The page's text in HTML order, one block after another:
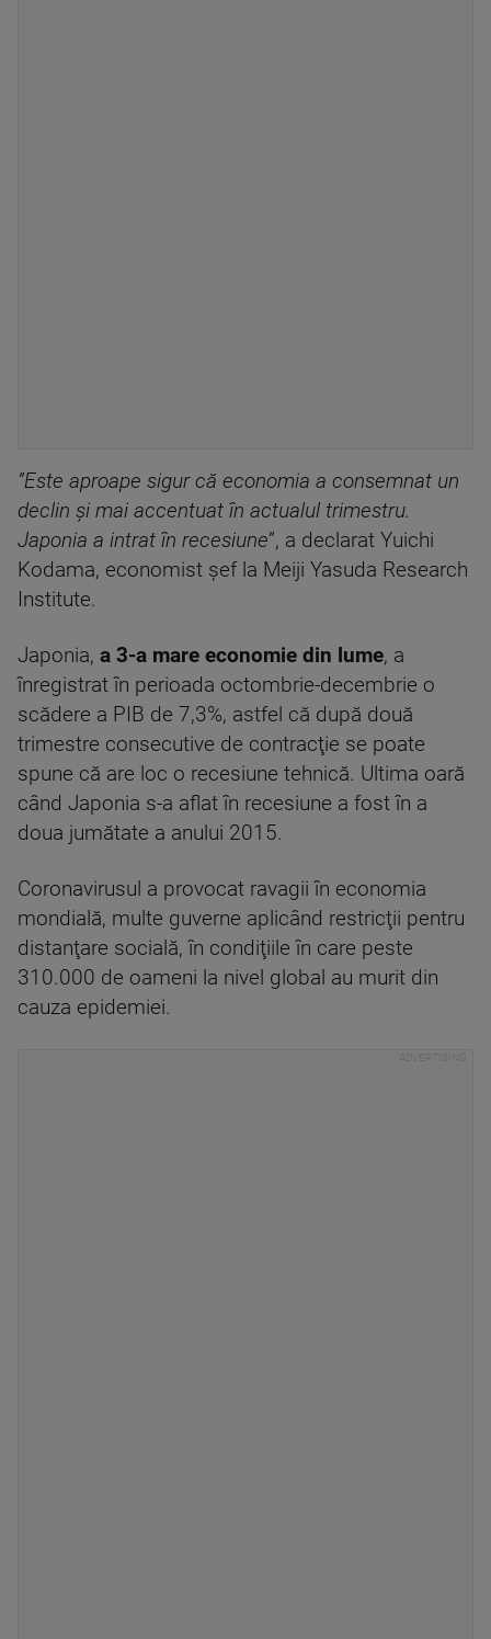
”Este aproape sigur că economia a consemnat un
declin şi mai accentuat în actualul trimestru.
Japonia a intrat în recesiune”, a declarat Yuichi
Kodama, economist şef la Meiji Yasuda Research
Institute.
Japonia, a 3-a mare economie din lume, a
înregistrat în perioada octombrie-decembrie o
scădere a PIB de 7,3%, astfel că după două
trimestre consecutive de contracţie se poate
spune că are loc o recesiune tehnică. Ultima oară
când Japonia s-a aflat în recesiune a fost în a
doua jumătate a anului 2015.
Coronavirusul a provocat ravagii în economia
mondială, multe guverne aplicând restricţii pentru
distanţare socială, în condiţiile în care peste
310.000 de oameni la nivel global au murit din
cauza epidemiei.